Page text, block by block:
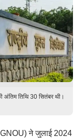
तिथि 30 सितंबर थी।
(IGNOU) ने जुलाई 2024